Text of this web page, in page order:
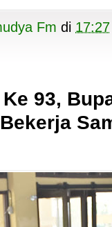
Fm di 17:27
93,